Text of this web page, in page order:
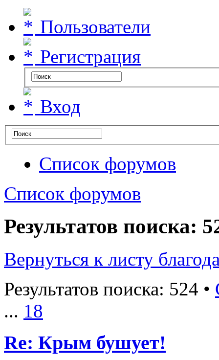
Пользователи
Регистрация
Вход
Список форумов
Список форумов
Результатов поиска:
Вернуться к листу
Результатов поиска: 524 •
... 18
Re: Крым бушует!